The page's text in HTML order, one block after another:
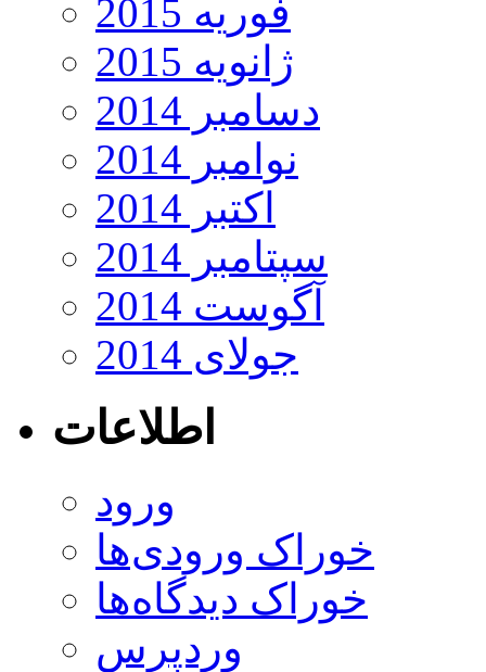
فوریه 2015
ژانویه 2015
دسامبر 2014
نوامبر 2014
اکتبر 2014
سپتامبر 2014
آگوست 2014
جولای 2014
اطلاعات
ورود
خوراک ورودی‌ها
خوراک دیدگاه‌ها
وردپرس